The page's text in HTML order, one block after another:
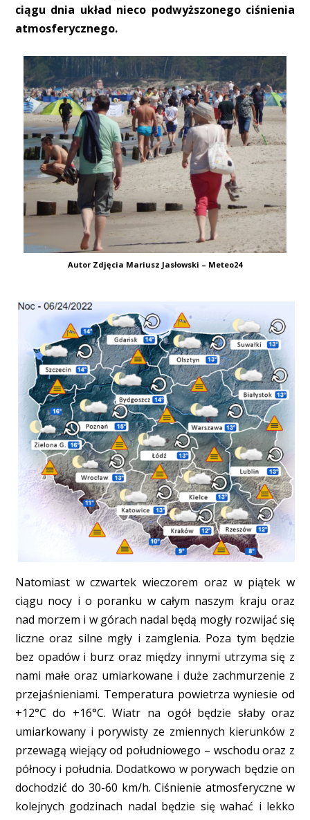
ciągu dnia układ nieco podwyższonego ciśnienia
atmosferycznego.
Autor Zdjęcia Mariusz Jasłowski – Meteo24
Natomiast w czwartek wieczorem oraz w piątek w
ciągu nocy i o poranku w całym naszym kraju oraz
nad morzem i w górach nadal będą mogły rozwijać się
liczne oraz silne mgły i zamglenia. Poza tym będzie
bez opadów i burz oraz między innymi utrzyma się z
nami małe oraz umiarkowane i duże zachmurzenie z
przejaśnieniami. Temperatura powietrza wyniesie od
+12°C do +16°C. Wiatr na ogół będzie słaby oraz
umiarkowany i porywisty ze zmiennych kierunków z
przewagą wiejący od południowego – wschodu oraz z
północy i południa. Dodatkowo w porywach będzie on
dochodzić do 30-60 km/h. Ciśnienie atmosferyczne w
kolejnych godzinach nadal będzie się wahać i lekko